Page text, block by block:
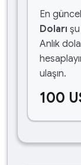
En
Doları
Anlık
ulaşın.
100